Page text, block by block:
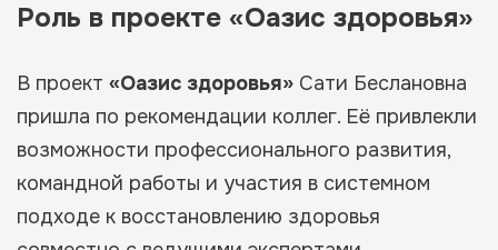
Роль в проекте «Оазис здоровья»
В проект «Оазис здоровья» Сати Беслановна
пришла по рекомендации коллег. Её привлекли
возможности профессионального развития,
командной работы и участия в системном
подходе к восстановлению здоровья